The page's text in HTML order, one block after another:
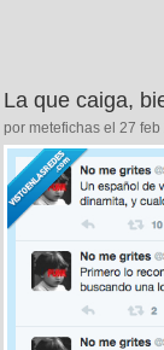
La que caiga,
por metefichas el 27